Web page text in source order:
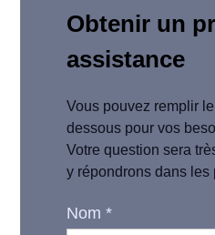
Obtenir un
assistance
Vous pouvez remplir
dessous pour vos
Votre question sera
y répondrons dans les
Nom*